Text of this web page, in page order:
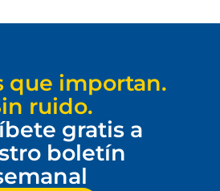
que importan.
ruido.
gratis a
boletín